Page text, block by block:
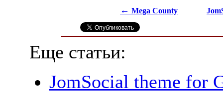
← Mega County
Еще статьи:
JomSocial theme for